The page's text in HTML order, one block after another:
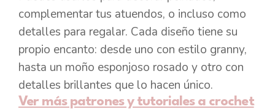
complementar tus atuendos, o incluso como
detalles para regalar. Cada diseño tiene su
propio encanto: desde uno con estilo granny,
hasta un moño esponjoso rosado y otro con
detalles brillantes que lo hacen único.
Ver más patrones y tutoriales a crochet